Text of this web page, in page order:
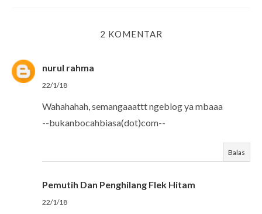
2 KOMENTAR
nurul rahma
22/1/18
Wahahahah, semangaaattt ngeblog ya mbaaa
--bukanbocahbiasa(dot)com--
Balas
Pemutih Dan Penghilang Flek Hitam
22/1/18